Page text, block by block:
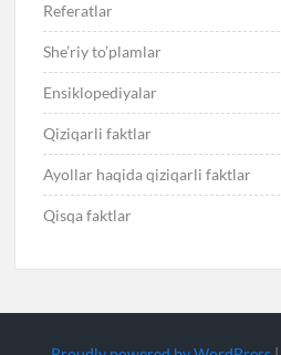
Referatlar
She’riy to’plamlar
Ensiklopediyalar
Qiziqarli faktlar
Ayollar haqida qiziqarli faktlar
Qisqa faktlar